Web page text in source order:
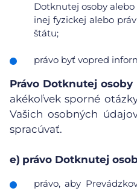
Dotknutej osoby
inej fyzickej alebo
štátu;
právo byť vopred
Právo Dotknutej
akékoľvek sporné
Vašich osobných
spracúvať.
e) právo Dotknutej
právo, aby